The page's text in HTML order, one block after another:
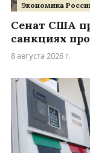
Экономика
Сенат США
санкциях
8 августа 2026 г.